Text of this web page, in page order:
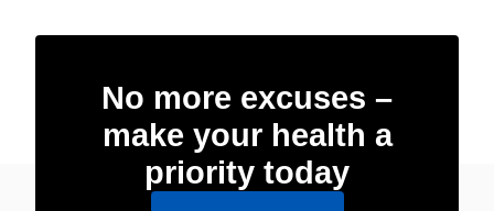
No more excuses –
make your health a
priority today